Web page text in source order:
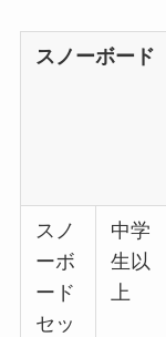
スノーボード
スノ
ーボ
ード
セッ
中学
生以
上